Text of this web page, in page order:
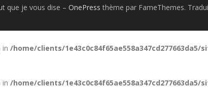
que je vous dise – OnePress thème par FameThemes.
in /home/clients/
in /home/clients/